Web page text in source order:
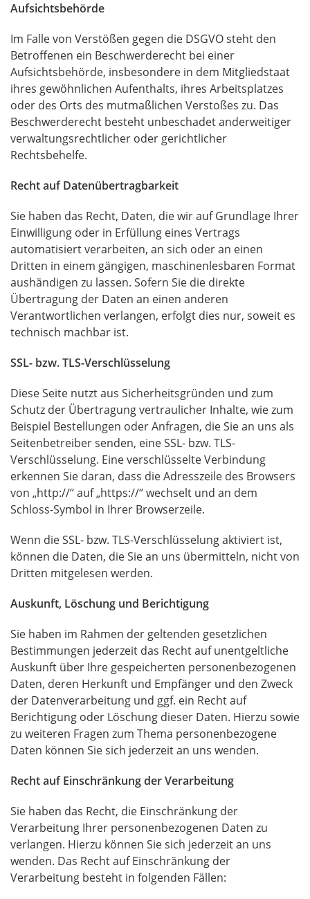
Aufsichtsbehörde
Im Falle von Verstößen gegen die DSGVOsteht den
Betroffenen ein Beschwerderecht bei einer
Aufsichtsbehörde, insbesondere in dem Mitgliedstaat
ihres gewöhnlichen Aufenthalts, ihres Arbeitsplatzes
oder des Orts des mutmaßlichen Verstoßes zu. Das
Beschwerderecht besteht unbeschadet anderweitiger
verwaltungsrechtlicher oder gerichtlicher
Rechtsbehelfe.
Recht auf Datenübertragbarkeit
Sie haben das Recht, Daten, die wir auf Grundlage Ihrer
Einwilligung oder in Erfüllung eines Vertrags
automatisiert verarbeiten, an sich oder an einen
Dritten in einem gängigen, maschinenlesbaren Format
aushändigen zu lassen. Sofern Sie die direkte
Übertragung der Daten an einen anderen
Verantwortlichen verlangen, erfolgt dies nur, soweit es
technisch machbar ist.
SSL- bzw.TLS-Verschlüsselung
Diese Seite nutzt aus Sicherheitsgründen und zum
Schutz der Übertragung vertraulicher Inhalte, wie zum
Beispiel Bestellungen oder Anfragen, die Sie an uns als
Seitenbetreiber senden, eineSSL- bzw. TLS-
Verschlüsselung. Eine verschlüsselte Verbindung
erkennen Sie daran, dass die Adresszeile des Browsers
von „http://“ auf „https://“ wechselt und an dem
Schloss-Symbol in Ihrer Browserzeile.
Wenn dieSSL- bzw. TLS-Verschlüsselung aktiviert ist,
können die Daten, die Sie an uns übermitteln, nicht von
Dritten mitgelesen werden.
Auskunft, Löschung und Berichtigung
Sie haben im Rahmen der geltenden gesetzlichen
Bestimmungen jederzeit das Recht auf unentgeltliche
Auskunft über Ihre gespeicherten personenbezogenen
Daten, deren Herkunft und Empfänger und den Zweck
der Datenverarbeitung und ggf. ein Recht auf
Berichtigung oder Löschung dieser Daten. Hierzu sowie
zu weiteren Fragen zum Thema personenbezogene
Daten können Sie sich jederzeit an uns wenden.
Recht auf Einschränkung der Verarbeitung
Sie haben das Recht, die Einschränkung der
Verarbeitung Ihrer personenbezogenen Daten zu
verlangen. Hierzu können Sie sich jederzeit an uns
wenden. Das Recht auf Einschränkung der
Verarbeitung besteht in folgenden Fällen: